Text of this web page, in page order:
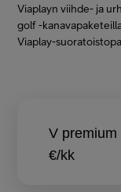
Viaplayn viihde- ja
golf -
Viaplay-
V premium -
€/kk